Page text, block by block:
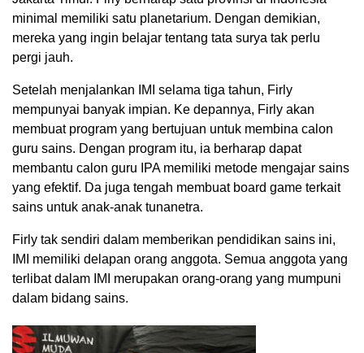
minimal memiliki satu planetarium. Dengan demikian,
mereka yang ingin belajar tentang tata surya tak perlu
pergi jauh.
Setelah menjalankan IMI selama tiga tahun, Firly
mempunyai banyak impian. Ke depannya, Firly akan
membuat program yang bertujuan untuk membina calon
guru sains. Dengan program itu, ia berharap dapat
membantu calon guru IPA memiliki metode mengajar sains
yang efektif. Da juga tengah membuat board game terkait
sains untuk anak-anak tunanetra.
Firly tak sendiri dalam memberikan pendidikan sains ini,
IMI memiliki delapan orang anggota. Semua anggota yang
terlibat dalam IMI merupakan orang-orang yang mumpuni
dalam bidang sains.